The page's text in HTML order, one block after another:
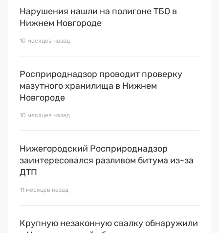
Нарушения нашли на полигоне ТБО в
Нижнем Новгороде
10 месяцев назад
Росприроднадзор проводит проверку
мазутного хранилища в Нижнем
Новгороде
10 месяцев назад
Нижегородский Росприроднадзор
заинтересовался разливом битума из-за
ДТП
11 месяцев назад
Крупную незаконную свалку обнаружили